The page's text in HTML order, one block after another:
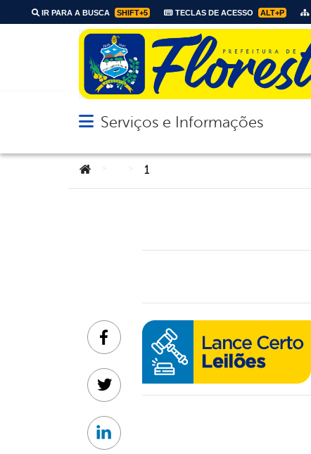
IR PARA A BUSCA SHIFT+5 TECLAS DE ACESSO ALT+P
Abrir menu principal de navegação
Serviços e Informações
Você está aqui:
1
Facebook
Twitter
Linkedin